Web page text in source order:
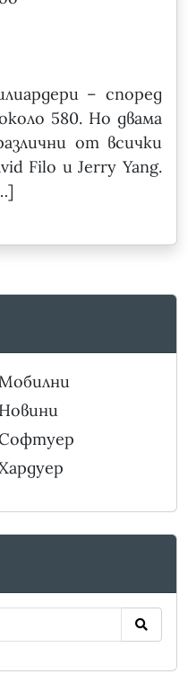
– според
580. Но двама
от всички
Filo и Jerry Yang.
Новини